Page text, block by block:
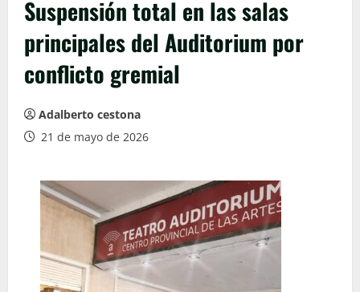
Suspensión total en las salas
principales del Auditorium por
conflicto gremial
Adalberto cestona
21 de mayo de 2026